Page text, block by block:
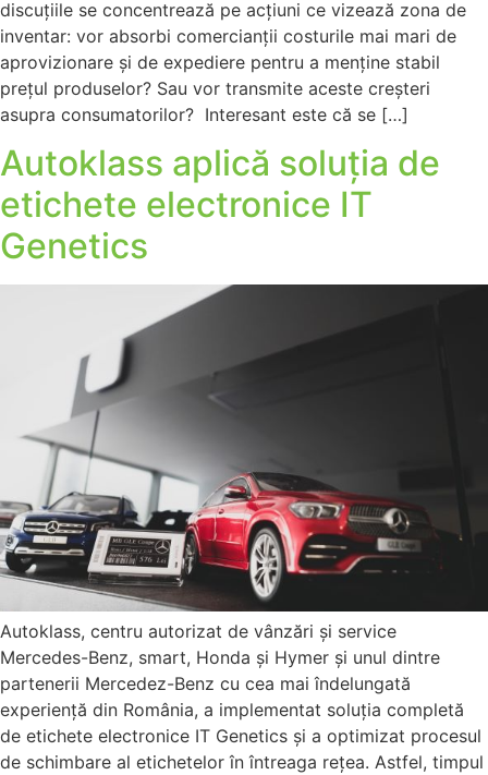
discuțiile se concentrează pe acțiuni ce vizează zona de
inventar: vor absorbi comercianții costurile mai mari de
aprovizionare și de expediere pentru a menține stabil
prețul produselor? Sau vor transmite aceste creșteri
asupra consumatorilor? Interesant este că se […]
Autoklass aplică soluția de
etichete electronice IT
Genetics
Autoklass, centru autorizat de vânzări și service
Mercedes-Benz, smart, Honda și Hymer și unul dintre
partenerii Mercedez-Benz cu cea mai îndelungată
experiență din România, a implementat soluția completă
de etichete electronice IT Genetics și a optimizat procesul
de schimbare al etichetelor în întreaga rețea. Astfel, timpul